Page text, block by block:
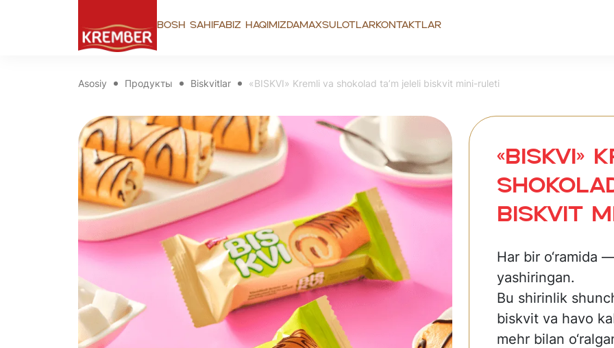
Bosh sahifaBiz haqimizdaMaxsulotlarKontaktlar
Asosiy Продукты Biskvitlar «BISKVI» Kremli va shokolad ta’m jeleli biskvit mini-ruleti
«BISKVI»
biskvit
Har bir o‘ramida
yashiringan.
Bu shirinlik
biskvit va havo
mehr bilan